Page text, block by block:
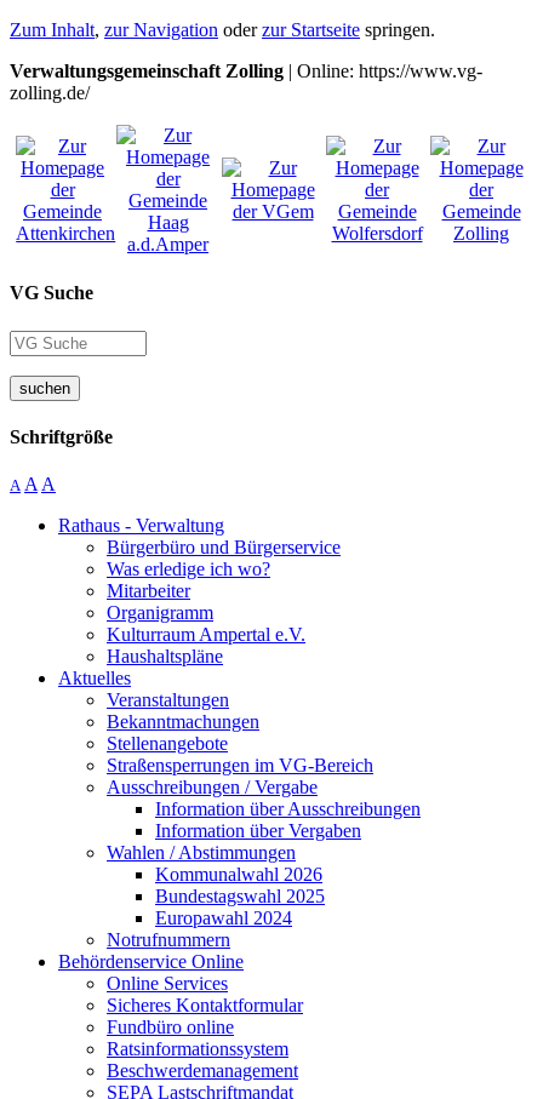
Zum Inhalt, zur Navigation oderzur Startseite springen.
Verwaltungsgemeinschaft Zolling | Online: https://www.vg-
zolling.de/
VG Suche
suchen
Schriftgröße
A A A
Rathaus - Verwaltung
Bürgerbüro und Bürgerservice
Was erledige ich wo?
Mitarbeiter
Organigramm
Kulturraum Ampertal e.V.
Haushaltspläne
Aktuelles
Veranstaltungen
Bekanntmachungen
Stellenangebote
Straßensperrungen im VG-Bereich
Ausschreibungen / Vergabe
Information über Ausschreibungen
Information über Vergaben
Wahlen / Abstimmungen
Kommunalwahl 2026
Bundestagswahl 2025
Europawahl 2024
Notrufnummern
Behördenservice Online
Online Services
Sicheres Kontaktformular
Fundbüro online
Ratsinformationssystem
Beschwerdemanagement
SEPA Lastschriftmandat